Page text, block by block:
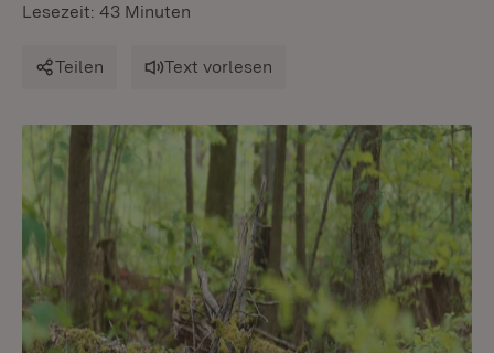
Lesezeit: 43 Minuten
Teilen Text vorlesen